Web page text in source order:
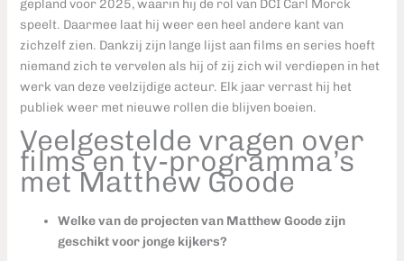
gepland voor 2025, waarin hij de rol van DCI Carl Morck
speelt. Daarmee laat hij weer een heel andere kant van
zichzelf zien. Dankzij zijn lange lijst aan films en series hoeft
niemand zich te vervelen als hij of zij zich wil verdiepen in het
werk van deze veelzijdige acteur. Elk jaar verrast hij het
publiek weer met nieuwe rollen die blijven boeien.
Veelgestelde vragen over
films en tv-programma’s
met Matthew Goode
Welke van de projecten van Matthew Goode zijn
geschikt voor jonge kijkers?